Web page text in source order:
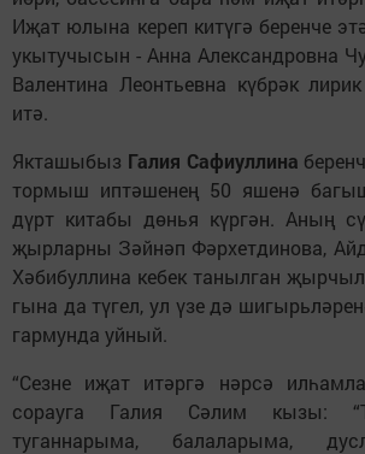
Иҗат юлына кереп китүгә беренче
укытучысын - Анна Александровна
Валентина Леонтьевна күбрәк
итә.
Якташыбыз Галия Сафиуллина
тормыш иптәшенең 50 яшенә
дүрт китабы дөнья күргән. Аның
җырларны Зәйнәп Фәрхетдинова,
Хәбибуллина кебек танылган
гына да түгел, ул үзе дә
гармунда уйный.
“Сезне иҗат итәргә нәрсә
сорауга Галия Сәлим кызы:
туганнарыма, балаларыма,